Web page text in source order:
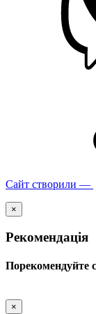
Сайт створили —
×
Рекомендація
Порекомендуйте
×